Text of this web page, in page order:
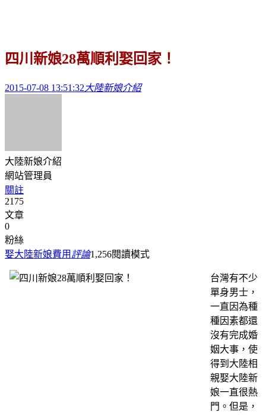
四川新娘28萬順利娶回家！
2015-07-08 13:51:32 大陸新娘介紹
大陸新娘介紹
網站管理員
關註
2175
文章
0
粉絲
娶大陸新娘費用 評論1,256閱讀模式
台灣有不少
單身男士，
一直因為種
種因素都還
沒有完成婚
姻大事，使
得到大陸相
親娶大陸新
娘一直很熱
門。但是，